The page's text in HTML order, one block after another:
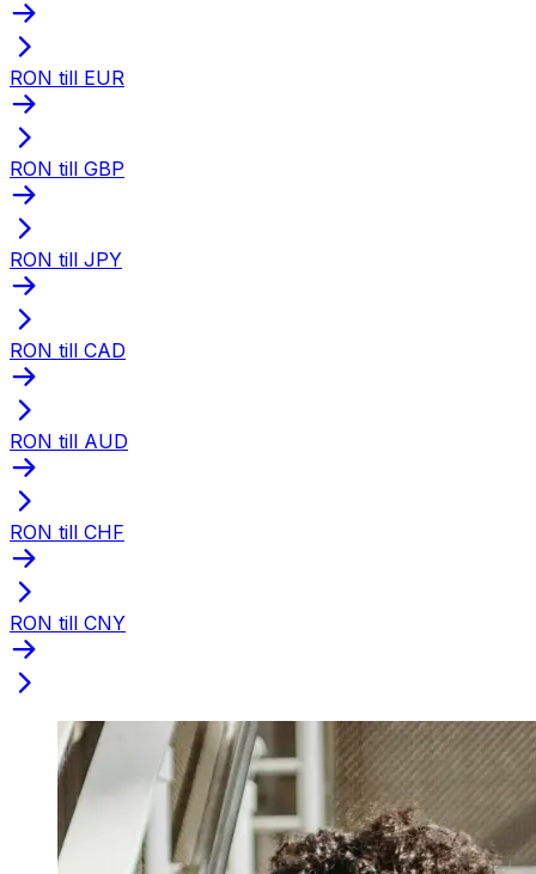
RON till EUR
RON till GBP
RON till JPY
RON till CAD
RON till AUD
RON till CHF
RON till CNY